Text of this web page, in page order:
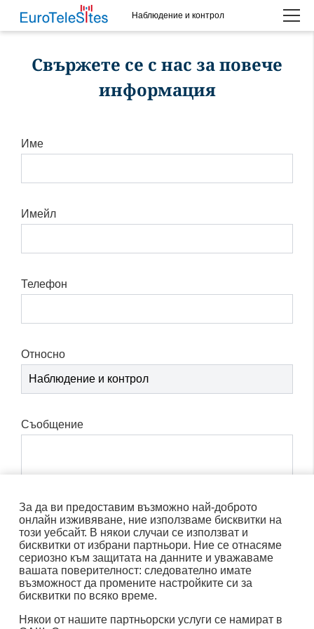
Наблюдение и контрол
Свържете се с нас за повече
информация
Име
Имейл
Телефон
Относно
Съобщение
изпратете
За да ви предоставим възможно най-доброто
онлайн изживяване, ние използваме бисквитки на
този уебсайт. В някои случаи се използват и
бисквитки от избрани партньори. Ние се отнасяме
сериозно към защитата на данните и уважаваме
вашата поверителност: следователно имате
възможност да промените настройките си за
бисквитки по всяко време.
Някои от нашите партньорски услуги се намират в
Необходимо
Функционален
Бисквитки за допълнителна функционалност и
ежедневна статистика за посещенията и
отчитане.
Необходими бисквитки:
име: gdpr
доставчик: INFINUM
полето за съгласие за бисквитки. Това
срок на годност: 1 година 1 месец 4 дни
име: __cf_bm
доставчик: vimeo
цел: Тази бисквитка, зададена от Cloudflare, се
използва за поддръжка на Cloudflare Bot
Management.